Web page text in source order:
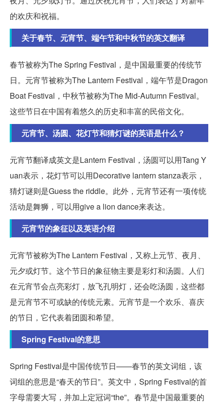
的欢庆和祝福。
关于春节、元宵节、端午节和中秋节的英文翻译
春节被称为The Spring Festival，是中国最重要的传统节
日。元宵节被称为The Lantern Festival，端午节是Dragon
Boat Festival，中秋节被称为The Mid-Autumn Festival。
这些节日在中国有着悠久的历史和丰富的民俗文化。
元宵节、汤圆、花灯节和猜灯谜的英语是什么？
元宵节翻译成英文是Lantern Festival，汤圆可以用Tang Y
uan表示，花灯节可以用Decorative lantern stanza表示，
猜灯谜则是Guess the riddle。此外，元宵节还有一项传统
活动是舞狮，可以用give a lion dance来表达。
元宵节的象征以及英语介绍
元宵节被称为The Lantern Festival，又称上元节、夜月、
元夕或灯节。这个节日的象征物主要是彩灯和汤圆。人们
在元宵节会点亮彩灯，放飞孔明灯，还会吃汤圆，这些都
是元宵节不可或缺的传统元素。元宵节是一个欢乐、喜庆
的节日，它代表着团圆和希望。
Spring Festival的意思
Spring Festival是中国传统节日——春节的英文词组，该
词组的意思是“春天的节日”。英文中，Spring Festival的首
字母需要大写，并加上定冠词“the”。春节是中国最重要的